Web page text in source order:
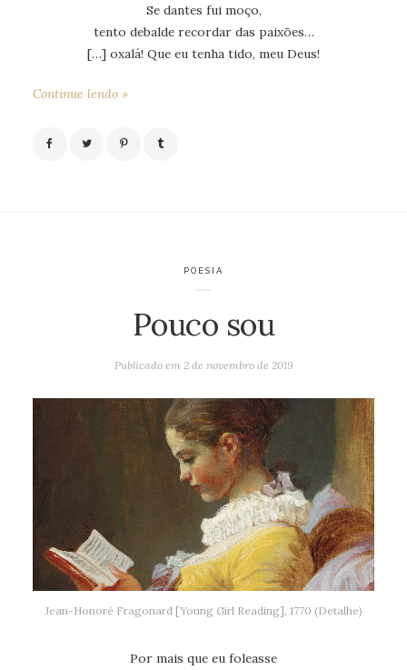
Se dantes fui moço,
tento debalde recordar das paixões…
[…] oxalá! Que eu tenha tido, meu Deus!
Continue lendo »
POESIA
Pouco sou
Publicado em 2 de novembro de 2019
Jean-Honoré Fragonard [Young Girl Reading], 1770 (Detalhe)
Por mais que eu foleasse